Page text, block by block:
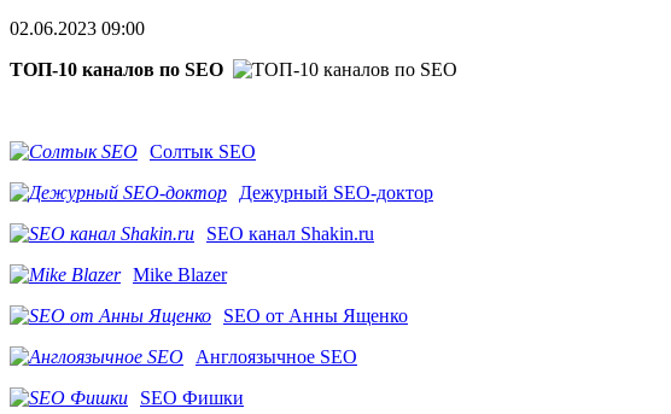
02.06.2023 09:00
ТОП-10 каналов по SEO
Солтык SEO
Дежурный SEO-доктор
SEO канал Shakin.ru
Mike Blazer
SEO от Анны Ященко
Англоязычное SEO
SEO Фишки